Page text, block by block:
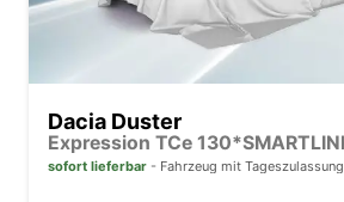
Dacia Duster
sofort lieferbar Fahrzeug mit Tageszulassung